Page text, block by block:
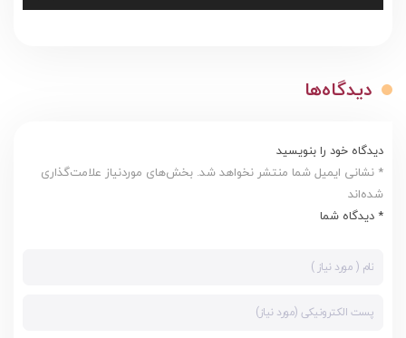
دیدگاه‌ها
دیدگاه خود را بنویسید
* نشانی ایمیل شما منتشر نخواهد شد. بخش‌های موردنیاز علامت‌گذاری
شده‌اند
* دیدگاه شما